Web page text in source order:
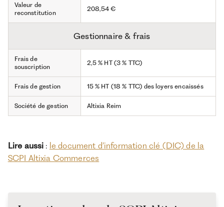
Valeur de
reconstitution
208,54 €
Gestionnaire & frais
Frais de
souscription
2,5 % HT (3 % TTC)
Frais de gestion 15 % HT (18 % TTC) des loyers encaissés
Société de gestion Altixia Reim
Lire aussi : le document d’information clé (DIC) de la
SCPI Altixia Commerces